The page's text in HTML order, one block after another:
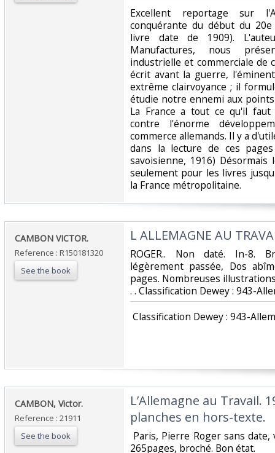
‎Excellent reportage sur
conquérante du début du
livre date de 1909).
Manufactures, nous
industrielle et commerciale de
écrit avant la guerre,
extrême clairvoyance ; il
étudie notre ennemi aux
La France a tout ce qu'il
contre l'énorme
commerce allemands. Il y a
dans la lecture de ces
savoisienne, 1916)
seulement pour les livres
la France métropolitaine.‎
‎CAMBON VICTOR.‎
Reference : R150181320
See the book
‎L ALLEMAGNE AU
‎ROGER.. Non daté. In-8.
légèrement passée, Dos
pages. Nombreuses
. . Classification Dewey : 943-
Classification Dewey : 943-
‎CAMBON, Victor.‎
Reference : 21911
See the book
‎L’Allemagne au Travail.
planches en hors-texte.‎
Paris, Pierre Roger sans
265pages, broché. Bon état. ‎